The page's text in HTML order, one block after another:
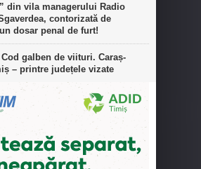
din vila managerului Radio
contorizată de
dosar penal de furt!
galben de viituri. Caraș-
– printre județele vizate